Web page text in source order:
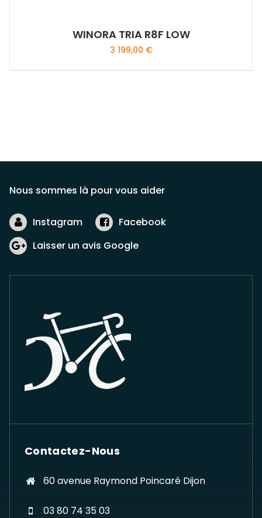
WINORA TRIA R8F LOW
3 199,00 €
options
être
sur
page
produit
Nous sommes là pour vous aider
Instagram
Facebook
Laisser un avis Google
Contactez-Nous
60 avenue Raymond Poincaré Dijon
03 80 74 35 03